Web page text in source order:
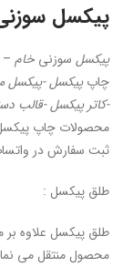
پیکسل سوزنی
پیکسل سوزنیخام –
چاپپیکسل -پیکسل
-کاتر پیکسل -قالب
محصولات چاپ پیکسل
ثبت سفارش در واتساپ 09904534705 پیام
طلق پیکسل :
طلق پیکسل علاوه
محصول منتقل می